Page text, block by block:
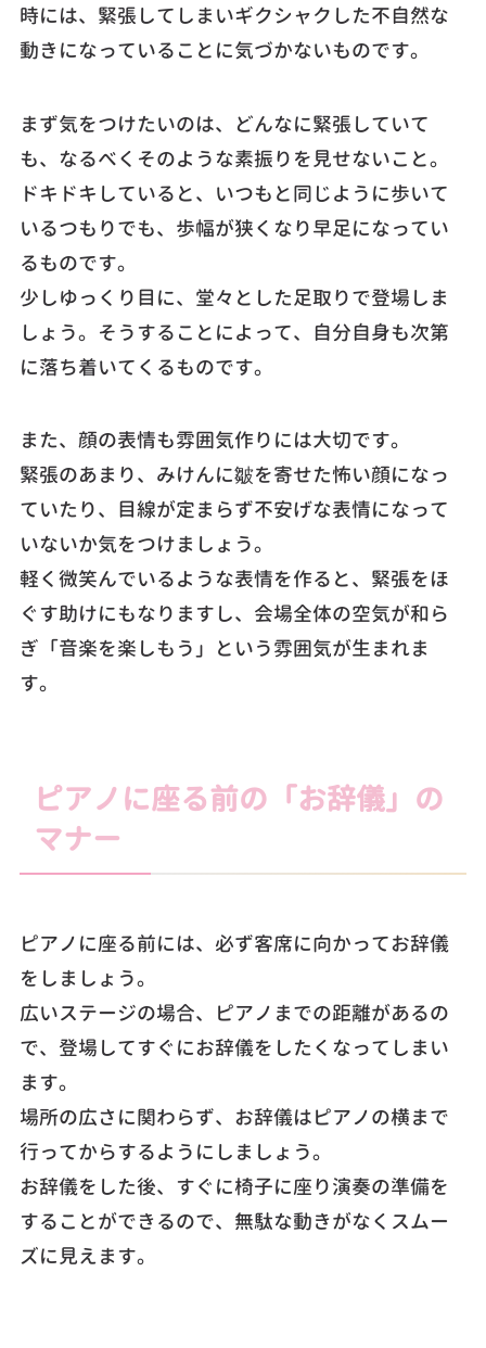
時には、緊張してしまいギクシャクした不自然な
動きになっていることに気づかないものです。
まず気をつけたいのは、どんなに緊張していて
も、なるべくそのような素振りを見せないこと。
ドキドキしていると、いつもと同じように歩いて
いるつもりでも、歩幅が狭くなり早足になってい
るものです。
少しゆっくり目に、堂々とした足取りで登場しま
しょう。そうすることによって、自分自身も次第
に落ち着いてくるものです。
また、顔の表情も雰囲気作りには大切です。
緊張のあまり、みけんに皺を寄せた怖い顔になっ
ていたり、目線が定まらず不安げな表情になって
いないか気をつけましょう。
軽く微笑んでいるような表情を作ると、緊張をほ
ぐす助けにもなりますし、会場全体の空気が和ら
ぎ「音楽を楽しもう」という雰囲気が生まれま
す。
ピアノに座る前の「お辞儀」の
マナー
ピアノに座る前には、必ず客席に向かってお辞儀
をしましょう。
広いステージの場合、ピアノまでの距離があるの
で、登場してすぐにお辞儀をしたくなってしまい
ます。
場所の広さに関わらず、お辞儀はピアノの横まで
行ってからするようにしましょう。
お辞儀をした後、すぐに椅子に座り演奏の準備を
することができるので、無駄な動きがなくスムー
ズに見えます。